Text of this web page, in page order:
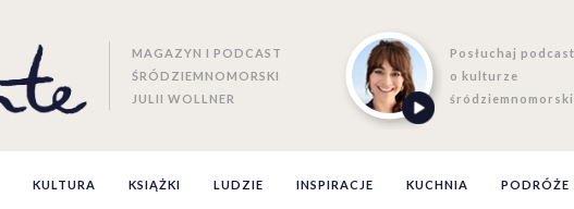
MAGAZYN I PODCAST
ŚRÓDZIEMNOMORSKI
JULII WOLLNER
Posłuchaj
o kulturze
KULTURA KSIĄŻKI LUDZIE INSPIRACJE KUCHNIA PODRÓŻE